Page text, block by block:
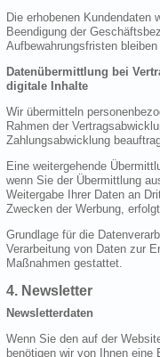
Die erhobenen Kundendaten
Beendigung der
Aufbewahrungsfristen bleiben
Datenübermittlung bei
digitale Inhalte
Wir übermitteln
Rahmen der
Zahlungsabwicklung
Eine weitergehende
wenn Sie der Übermittlung
Weitergabe Ihrer Daten an
Zwecken der Werbung,
Grundlage für die
Verarbeitung von Daten zur
Maßnahmen gestattet.
4. Newsletter
Newsletterdaten
Wenn Sie den auf der
benötigen wir von Ihnen